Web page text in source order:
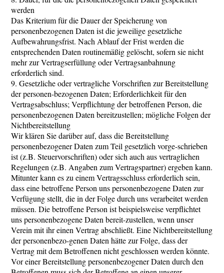
werden
Das Kriterium für die Dauer der Speicherung von
personenbezogenen Daten ist die jeweilige gesetzliche
Aufbewahrungsfrist. Nach Ablauf der Frist werden die
entsprechenden Daten routinemäßig gelöscht, sofern sie nicht
mehr zur Vertragserfüllung oder Vertragsanbahnung
erforderlich sind.
9. Gesetzliche oder vertragliche Vorschriften zur Bereitstellung
der personen-bezogenen Daten; Erforderlichkeit für den
Vertragsabschluss; Verpflichtung der betroffenen Person, die
personenbezogenen Daten bereitzustellen; mögliche Folgen der
Nichtbereitstellung
Wir klären Sie darüber auf, dass die Bereitstellung
personenbezogener Daten zum Teil gesetzlich vorge-schrieben
ist (z.B. Steuervorschriften) oder sich auch aus vertraglichen
Regelungen (z.B. Angaben zum Vertragspartner) ergeben kann.
Mitunter kann es zu einem Vertragsschluss erforderlich sein,
dass eine betroffene Person uns personenbezogene Daten zur
Verfügung stellt, die in der Folge durch uns verarbeitet werden
müssen. Die betroffene Person ist beispielsweise verpflichtet
uns personenbezogene Daten bereit-zustellen, wenn unser
Verein mit ihr einen Vertrag abschließt. Eine Nichtbereitstellung
der personenbezo-genen Daten hätte zur Folge, dass der
Vertrag mit dem Betroffenen nicht geschlossen werden könnte.
Vor einer Bereitstellung personenbezogener Daten durch den